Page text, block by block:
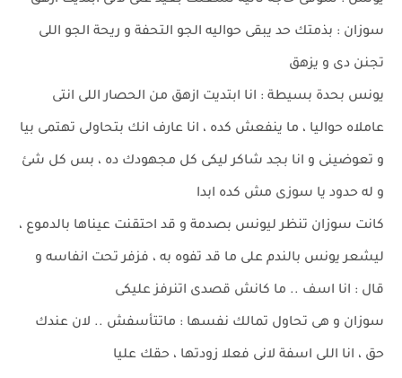
سوزان : بذمتك حد يبقى حواليه الجو التحفة و ريحة الجو اللى
تجنن دى و يزهق
يونس بحدة بسيطة : انا ابتديت ازهق من الحصار اللى انتى
عاملاه حواليا ، ما ينفعش كده ، انا عارف انك بتحاولى تهتمى بيا
و تعوضينى و انا بجد شاكر ليكى كل مجهودك ده ، بس كل شئ
و له حدود يا سوزى مش كده ابدا
كانت سوزان تنظر ليونس بصدمة و قد احتقنت عيناها بالدموع ،
ليشعر يونس بالندم على ما قد تفوه به ، فزفر تحت انفاسه و
قال : انا اسف .. ما كانش قصدى اتنرفز عليكى
سوزان و هى تحاول تمالك نفسها : ماتتأسفش .. لان عندك
حق ، انا اللى اسفة لانى فعلا زودتها ، حقك عليا